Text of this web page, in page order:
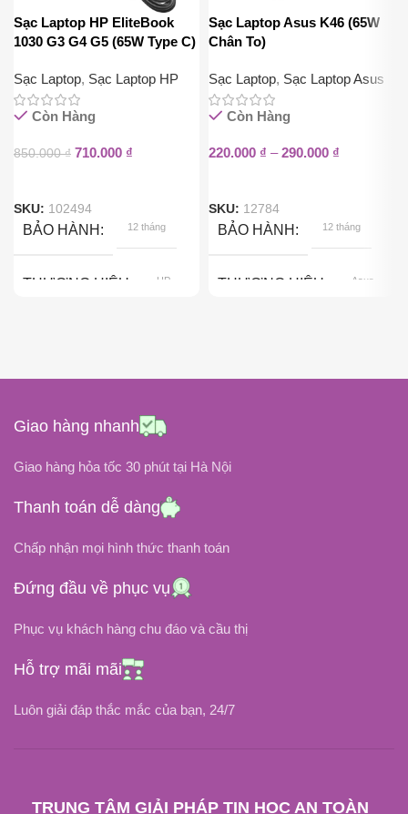
Sạc Laptop HP EliteBook
1030 G3 G4 G5 (65W Type C)
Sạc Laptop, Sạc Laptop HP
Còn Hàng
850.000₫ 710.000 ₫
SKU: 102494
BẢO HÀNH 12 tháng
THƯƠNG HIỆU HP
DÒNG ĐIỆN
CHÂN CẮM Type C
Sạc Laptop Asus K46 (65W
Chân To)
Sạc Laptop, Sạc Laptop Asus
Còn Hàng
220.000 ₫ – 290.000 ₫
SKU: 12784
BẢO HÀNH 12 tháng
THƯƠNG HIỆU Asus
DÒNG ĐIỆN
Giao hàng nhanh
Giao hàng hỏa tốc 30 phút tại Hà Nội
Thanh toán dễ dàng
Chấp nhận mọi hình thức thanh toán
Đứng đầu về phục vụ
Phục vụ khách hàng chu đáo và cầu thị
Hỗ trợ mãi mãi
Luôn giải đáp thắc mắc của bạn, 24/7
TRUNG TÂM GIẢI PHÁP TIN HỌC AN TOÀN